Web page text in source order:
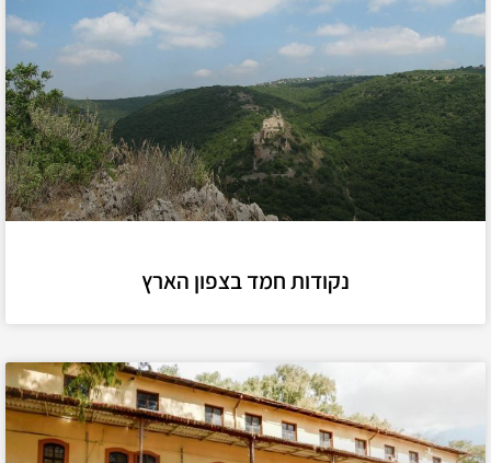
נקודות חמד בצפון הארץ